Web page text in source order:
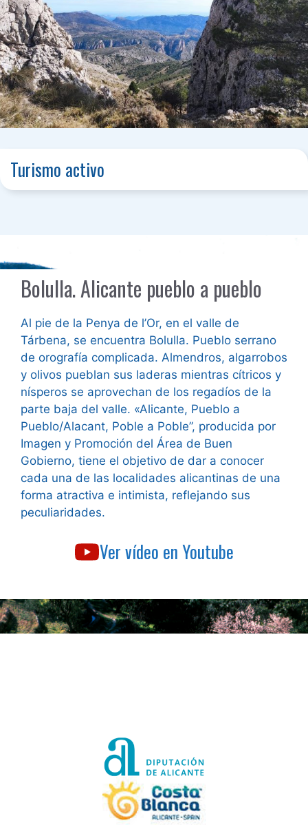
Turismo activo
Bolulla. Alicante pueblo a pueblo
Al pie de la Penya de l’Or, en el valle de
Tárbena, se encuentra Bolulla. Pueblo serrano
de orografía complicada. Almendros, algarrobos
y olivos pueblan sus laderas mientras cítricos y
nísperos se aprovechan de los regadíos de la
parte baja del valle. «Alicante, Pueblo a
Pueblo/Alacant, Poble a Poble”, producida por
Imagen y Promoción del Área de Buen
Gobierno, tiene el objetivo de dar a conocer
cada una de las localidades alicantinas de una
forma atractiva e intimista, reflejando sus
peculiaridades.
Ver vídeo en Youtube